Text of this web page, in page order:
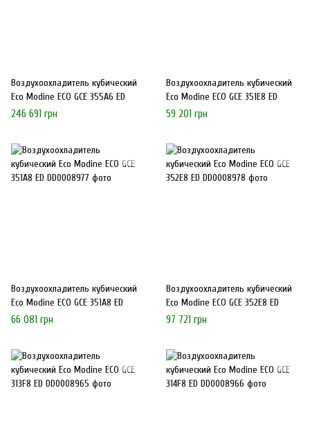
Воздухоохладитель кубический
Eco Modine ECO GCE 355A6 ED
246 691 грн
Воздухоохладитель кубический
Eco Modine ECO GCE 351E8 ED
59 201 грн
Воздухоохладитель кубический
Eco Modine ECO GCE 351A8 ED
66 081 грн
Воздухоохладитель кубический
Eco Modine ECO GCE 352E8 ED
97 721 грн